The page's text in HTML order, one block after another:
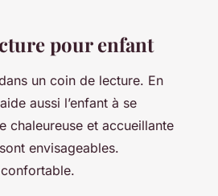
pour enfant
un coin de lecture. En
aussi l’enfant à se
chaleureuse et accueillante
envisageables.